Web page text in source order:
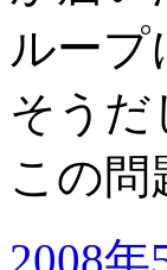
ループ
そうだ
この